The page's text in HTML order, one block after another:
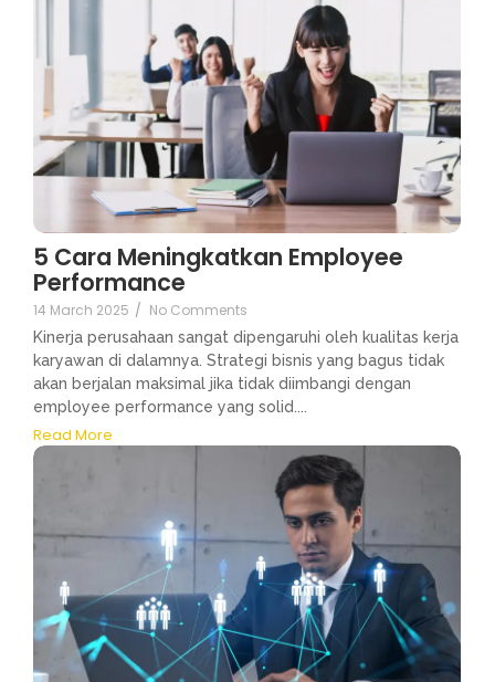
5 Cara Meningkatkan Employee
Performance
14 March 2025 / No Comments
Kinerja perusahaan sangat dipengaruhi oleh kualitas kerja
karyawan di dalamnya. Strategi bisnis yang bagus tidak
akan berjalan maksimal jika tidak diimbangi dengan
employee performance yang solid....
Read More